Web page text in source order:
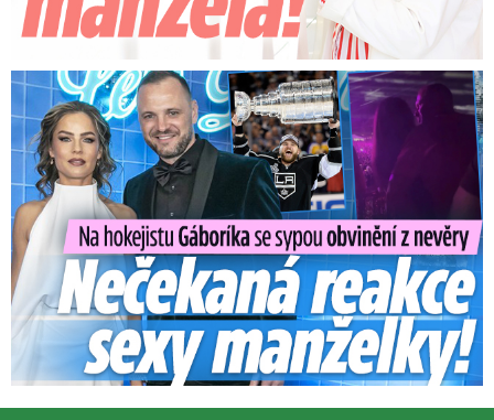
Na Gáboríka se sypou obvinění z nevěry: Reakce manželky!